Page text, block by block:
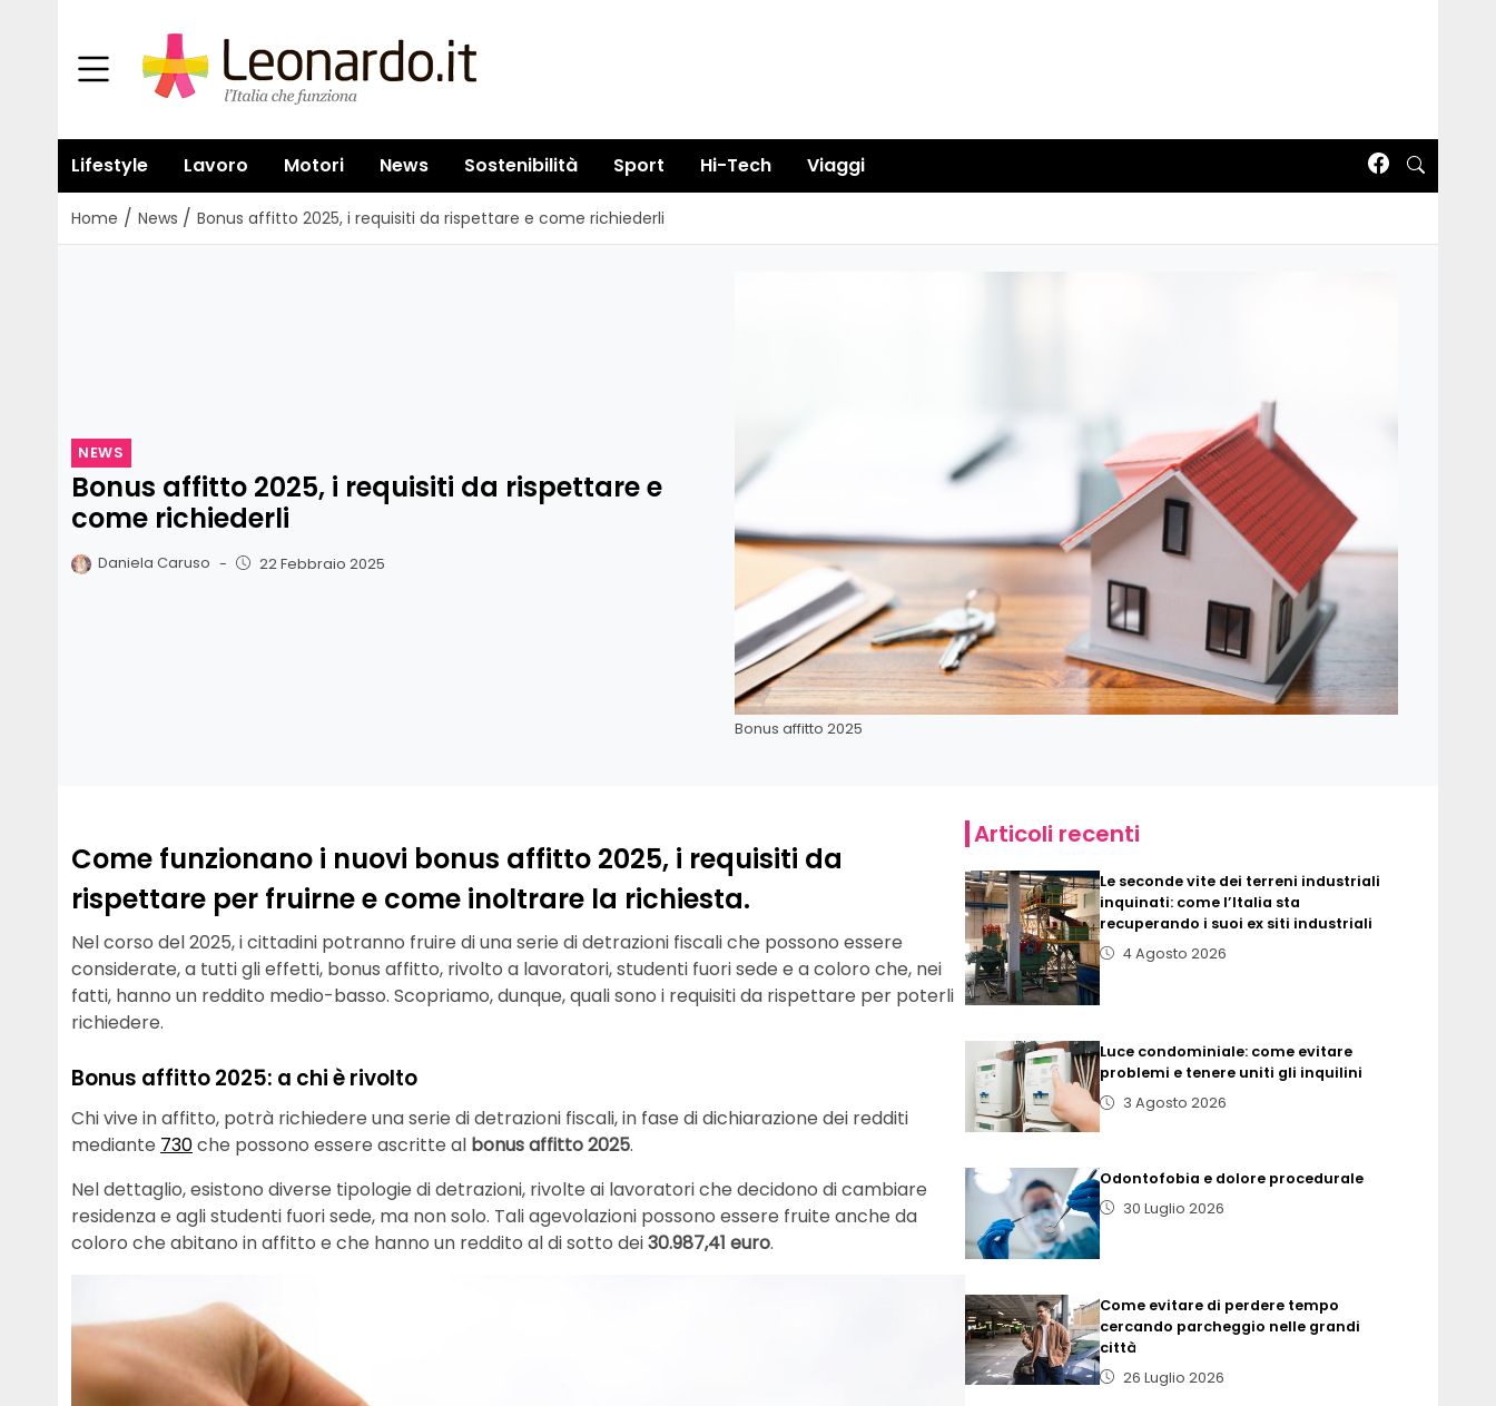
Lifestyle Lavoro Motori News Sostenibilità Sport Hi-Tech Viaggi
Home / News / Bonus affitto 2025, i requisiti da rispettare e come richiederli
NEWS
Bonus affitto 2025, i requisiti da rispettare e
come richiederli
Daniela Caruso - 22 Febbraio 2025
Bonus affitto 2025
Come funzionano i nuovi bonus affitto 2025, i requisiti da
rispettare per fruirne e come inoltrare la richiesta.
Nel corso del 2025, i cittadini potranno fruire di una serie di detrazioni fiscali che possono essere
considerate, a tutti gli effetti, bonus affitto, rivolto a lavoratori, studenti fuori sede e a coloro che, nei
fatti, hanno un reddito medio-basso. Scopriamo, dunque, quali sono i requisiti da rispettare per poterli
richiedere.
Bonus affitto 2025: a chi è rivolto
Chi vive in affitto, potrà richiedere una serie di detrazioni fiscali, in fase di dichiarazione dei redditi
mediante 730che possono essere ascritte al bonus affitto 2025.
Nel dettaglio, esistono diverse tipologie di detrazioni, rivolte ai lavoratori che decidono di cambiare
residenza e agli studenti fuori sede, ma non solo. Tali agevolazioni possono essere fruite anche da
coloro che abitano in affitto e che hanno un reddito al di sotto dei30.987,41 euro.
Articoli recenti
Le seconde vite dei terreni industriali
inquinati: come l’Italia sta
recuperando i suoi ex siti industriali
4 Agosto 2026
Luce condominiale: come evitare
problemi e tenere uniti gli inquilini
3 Agosto 2026
Odontofobia e dolore procedurale
30 Luglio 2026
Come evitare di perdere tempo
cercando parcheggio nelle grandi
città
26 Luglio 2026